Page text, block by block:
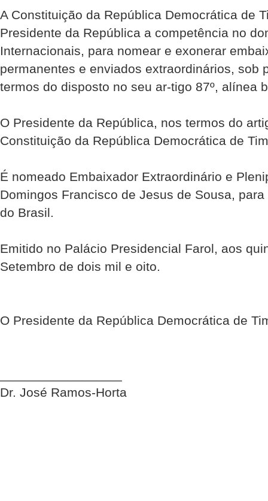
A Constituição da República Democrática de
Presidente da República a competência no
Internacionais, para nomear e exonerar
permanentes e enviados extraordinários, sob
termos do disposto no seu ar-tigo 87º, alínea
O Presidente da República, nos termos do
Constituição da República Democrática de
É nomeado Embaixador Extraordinário e
Domingos Francisco de Jesus de Sousa,
do Brasil.
Emitido no Palácio Presidencial Farol, aos
Setembro de dois mil e oito.
O Presidente da República Democrática de
Dr. José Ramos-Horta